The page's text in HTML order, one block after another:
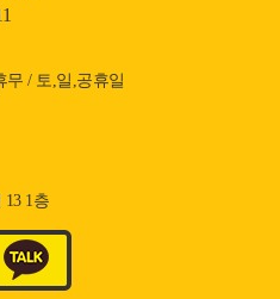
무 / 토,일,공휴일
1층